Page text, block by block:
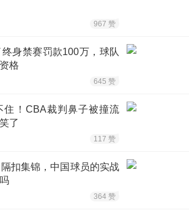
967 赞
身禁赛罚款100万，球队
格
645 赞
住！CBA裁判鼻子被撞流
了
117 赞
扣集锦，中国球员的实战
364 赞